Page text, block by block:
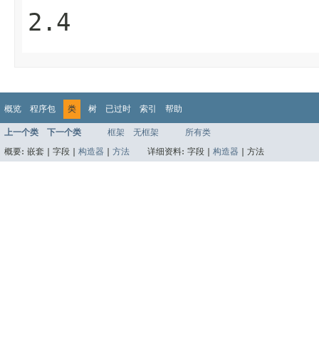
2.4
概览 程序包 类 树 已过时 索引 帮助
上一个类 下一个类 框架 无框架
所有类
概要: 嵌套 | 字段 | 构造器 方法 详细资料: 字段 | 构造器 方法